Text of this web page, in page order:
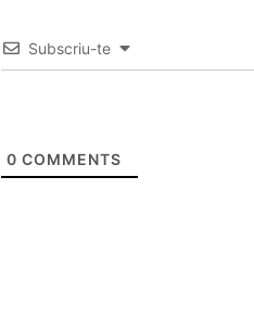
Subscriu-te
0 COMMENTS